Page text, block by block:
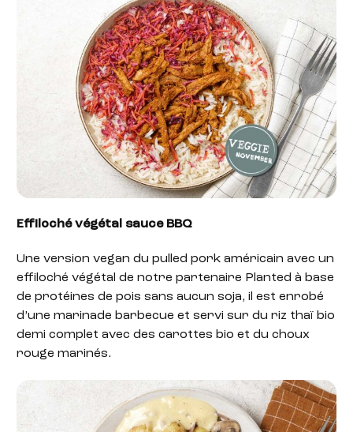
Effiloché végétal sauce BBQ
Une version vegan du pulled pork américain avec un
effiloché végétal de notre partenaire Planted à base
de protéines de pois sans aucun soja, il est enrobé
d’une marinade barbecue et servi sur du riz thaï bio
demi complet avec des carottes bio et du choux
rouge marinés.